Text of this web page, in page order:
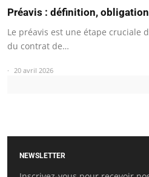
Préavis : définition,
Le préavis est une étape cruciale
du contrat de…
20 avril 2026
NEWSLETTER